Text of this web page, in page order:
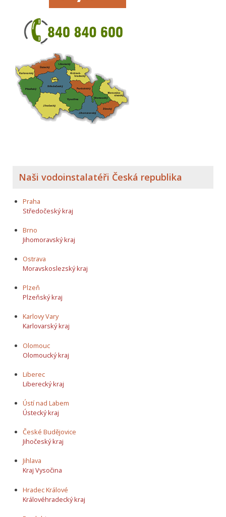
Naši vodoinstalatéři Česká republika
Praha
Středočeský kraj
Brno
Jihomoravský kraj
Ostrava
Moravskoslezský kraj
Plzeň
Plzeňský kraj
Karlovy Vary
Karlovarský kraj
Olomouc
Olomoucký kraj
Liberec
Liberecký kraj
Ústí nad Labem
Ústecký kraj
České Budějovice
Jihočeský kraj
Jihlava
Kraj Vysočina
Hradec Králové
Královéhradecký kraj